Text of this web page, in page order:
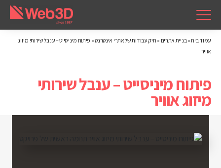
עמוד בית»בניית אתרים » תיק עבודות של אתרי אינטרנט» פיתוח מיניסייט – ענבל שירותי מיזוג
אוויר
פיתוח מיניסייט – ענבל שירותי
מיזוג אוויר